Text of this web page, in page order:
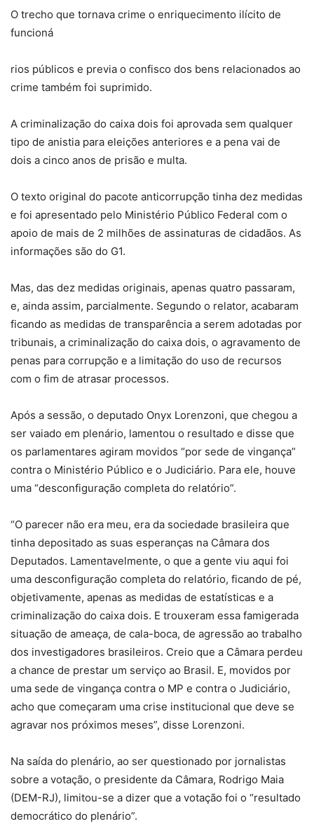
O trecho que tornava crime o enriquecimento ilícito de
funcioná
rios públicos e previa o confisco dos bens relacionados ao
crime também foi suprimido.
A criminalização do caixa dois foi aprovada sem qualquer
tipo de anistia para eleições anteriores e a pena vai de
dois a cinco anos de prisão e multa.
O texto original do pacote anticorrupção tinha dez medidas
e foi apresentado pelo Ministério Público Federal com o
apoio de mais de 2 milhões de assinaturas de cidadãos. As
informações são do G1.
Mas, das dez medidas originais, apenas quatro passaram,
e, ainda assim, parcialmente. Segundo o relator, acabaram
ficando as medidas de transparência a serem adotadas por
tribunais, a criminalização do caixa dois, o agravamento de
penas para corrupção e a limitação do uso de recursos
com o fim de atrasar processos.
Após a sessão, o deputado Onyx Lorenzoni, que chegou a
ser vaiado em plenário, lamentou o resultado e disse que
os parlamentares agiram movidos “por sede de vingança”
contra o Ministério Público e o Judiciário. Para ele, houve
uma “desconfiguração completa do relatório”.
“O parecer não era meu, era da sociedade brasileira que
tinha depositado as suas esperanças na Câmara dos
Deputados. Lamentavelmente, o que a gente viu aqui foi
uma desconfiguração completa do relatório, ficando de pé,
objetivamente, apenas as medidas de estatísticas e a
criminalização do caixa dois. E trouxeram essa famigerada
situação de ameaça, de cala-boca, de agressão ao trabalho
dos investigadores brasileiros. Creio que a Câmara perdeu
a chance de prestar um serviço ao Brasil. E, movidos por
uma sede de vingança contra o MP e contra o Judiciário,
acho que começaram uma crise institucional que deve se
agravar nos próximos meses”, disse Lorenzoni.
Na saída do plenário, ao ser questionado por jornalistas
sobre a votação, o presidente da Câmara, Rodrigo Maia
(DEM-RJ), limitou-se a dizer que a votação foi o “resultado
democrático do plenário”.